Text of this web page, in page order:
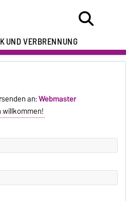
UND VERBRENNUNG
an:Webmaster
willkommen!